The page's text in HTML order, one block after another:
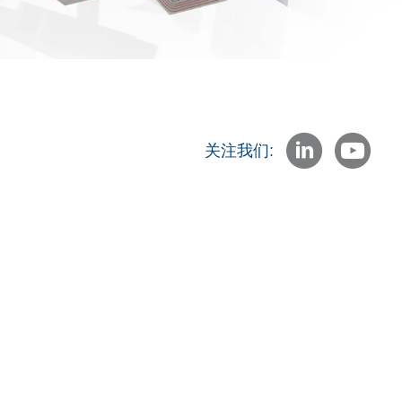
关注我们: